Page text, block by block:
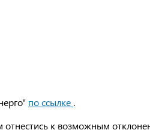
по ссылке .
отнестись к возможным